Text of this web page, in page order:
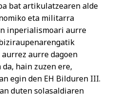
bat artikulatzearen alde
eta militarra
inperialismoari aurre
aurre dagoen
hain zuzen ere,
egin den EH Bilduren III.
duten solasaldiaren